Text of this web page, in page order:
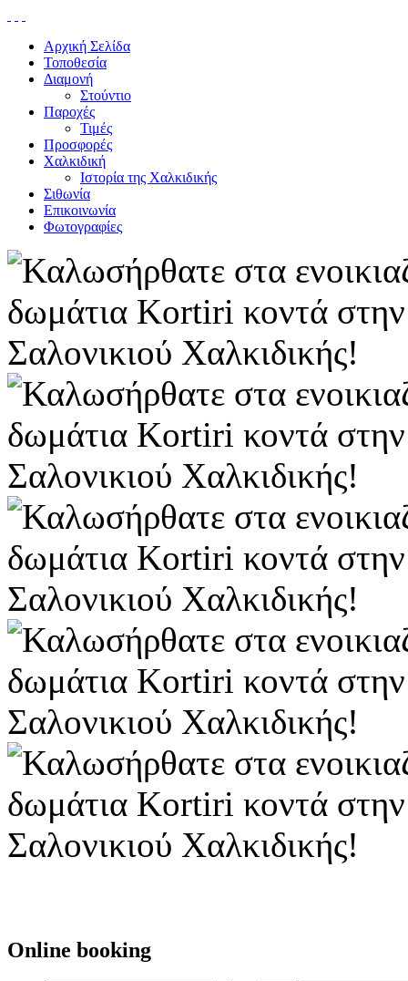
Αρχική Σελίδα
Τοποθεσία
Διαμονή
Στούντιο
Παροχές
Τιμές
Προσφορές
Χαλκιδική
Ιστορία της Χαλκιδικής
Σιθωνία
Επικοινωνία
Φωτογραφίες
Online booking